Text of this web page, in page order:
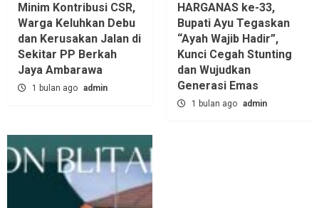
Minim Kontribusi CSR,
Warga Keluhkan Debu
dan Kerusakan Jalan di
Sekitar PP Berkah
Jaya Ambarawa‎
1 bulan ago admin
HARGANAS ke-33,
Bupati Ayu Tegaskan
“Ayah Wajib Hadir”,
Kunci Cegah Stunting
dan Wujudkan
Generasi Emas
1 bulan ago admin